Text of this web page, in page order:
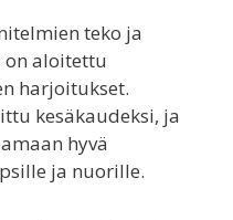
teko ja
aloitettu
harjoitukset.
kesäkaudeksi, ja
hyvä
ja nuorille.